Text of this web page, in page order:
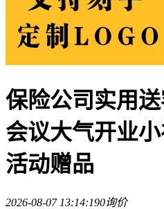
保险公司实用
会议大气开业
活动赠品
2026-08-07 13:14:190询价